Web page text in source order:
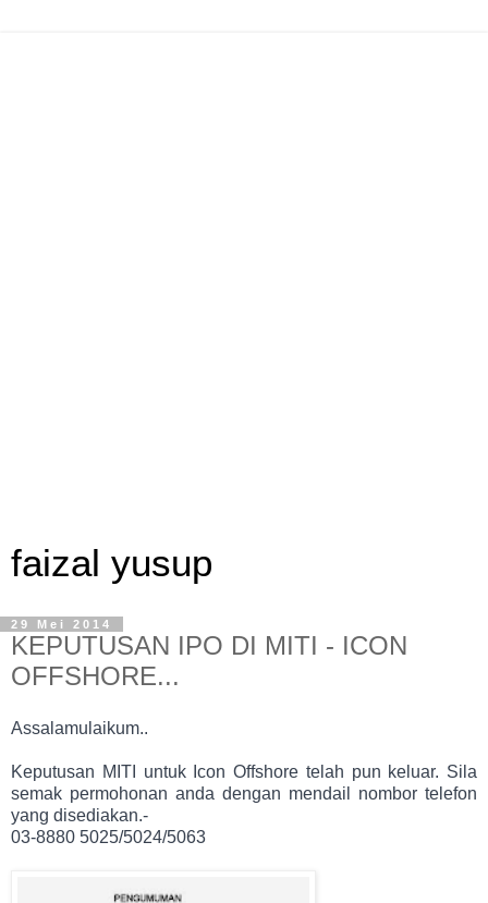
faizal yusup
29 Mei 2014
KEPUTUSAN IPO DI MITI - ICON
OFFSHORE...
Assalamulaikum..
Keputusan MITI untuk Icon Offshore telah pun keluar. Sila
semak permohonan anda dengan mendail nombor telefon
yang disediakan.-
03-8880 5025/5024/5063